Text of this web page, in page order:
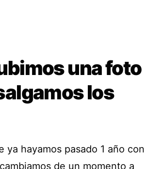
una foto
los
ya hayamos pasado 1 año con
de un momento a